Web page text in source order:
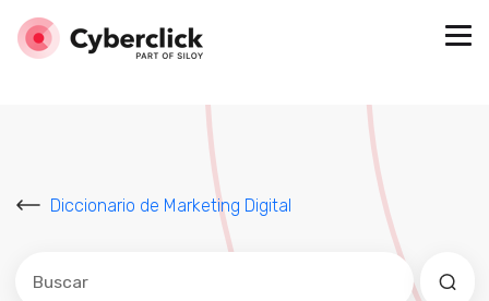
Diccionario de Marketing Digital
Este es un campo de búsqueda con una función de